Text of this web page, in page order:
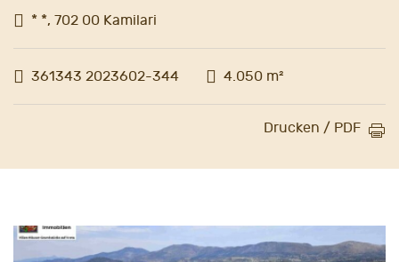
* *, 702 00 Kamilari
361343 2023602-344 4.050 m²
Drucken / PDF